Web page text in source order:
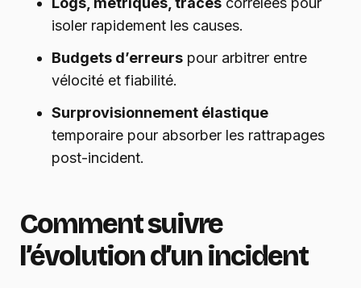
isoler rapidement les causes.
Budgets d’erreurs pour arbitrer entre
vélocité et fiabilité.
Surprovisionnement élastique
temporaire pour absorber les rattrapages
post-incident.
Comment suivre
l’évolution d’un incident